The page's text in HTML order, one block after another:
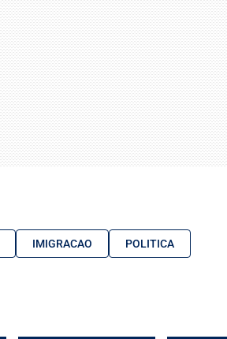
IMIGRACAO POLITICA